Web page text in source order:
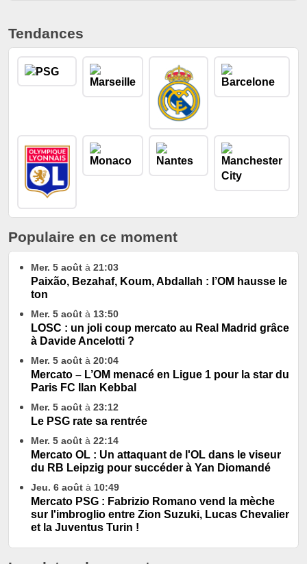
Tendances
Populaire en ce moment
Mer. 5 août à 21:03
Paixão, Bezahaf, Koum, Abdallah : l’OM hausse le
ton
Mer. 5 août à 13:50
LOSC : un joli coup mercato au Real Madrid grâce
à Davide Ancelotti ?
Mer. 5 août à 20:04
Mercato – L’OM menacé en Ligue 1 pour la star du
Paris FC Ilan Kebbal
Mer. 5 août à 23:12
Le PSG rate sa rentrée
Mer. 5 août à 22:14
Mercato OL : Un attaquant de l'OL dans le viseur
du RB Leipzig pour succéder à Yan Diomandé
Jeu. 6 août à 10:49
Mercato PSG : Fabrizio Romano vend la mèche
sur l'imbroglio entre Zion Suzuki, Lucas Chevalier
et la Juventus Turin !